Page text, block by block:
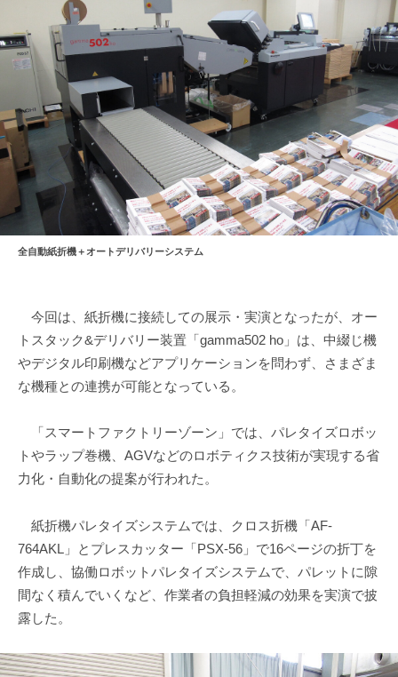
全自動紙折機＋オートデリバリーシステム
今回は、紙折機に接続しての展示・実演となったが、オー
トスタック&デリバリー装置「gamma502 ho」は、中綴じ機
やデジタル印刷機などアプリケーションを問わず、さまざま
な機種との連携が可能となっている。
「スマートファクトリーゾーン」では、パレタイズロボッ
トやラップ巻機、AGVなどのロボティクス技術が実現する省
力化・自動化の提案が行われた。
紙折機パレタイズシステムでは、クロス折機「AF-
764AKL」とプレスカッター「PSX-56」で16ページの折丁を
作成し、協働ロボットパレタイズシステムで、パレットに隙
間なく積んでいくなど、作業者の負担軽減の効果を実演で披
露した。